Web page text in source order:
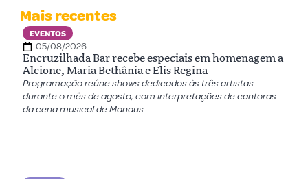
Mais recentes
EVENTOS
05/08/2026
Encruzilhada Bar recebe especiais em homenagem a
Alcione, Maria Bethânia e Elis Regina
Programação reúne shows dedicados às três artistas
durante o mês de agosto, com interpretações de cantoras
da cena musical de Manaus.